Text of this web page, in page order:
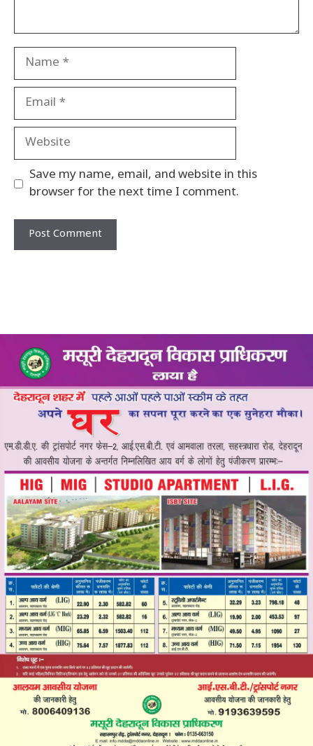
Name
Email
Website
Save my name, email, and website in this
browser for the next time I comment.